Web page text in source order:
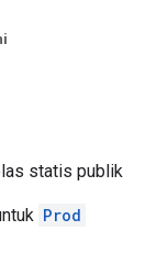
statis publik
Prod